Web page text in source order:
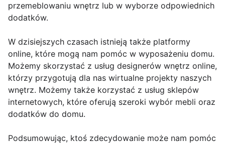
przemeblowaniu wnętrz lub w wyborze odpowiednich
dodatków.
W dzisiejszych czasach istnieją także platformy
online, które mogą nam pomóc w wyposażeniu domu.
Możemy skorzystać z usług designerów wnętrz online,
którzy przygotują dla nas wirtualne projekty naszych
wnętrz. Możemy także korzystać z usług sklepów
internetowych, które oferują szeroki wybór mebli oraz
dodatków do domu.
Podsumowując, ktoś zdecydowanie może nam pomóc